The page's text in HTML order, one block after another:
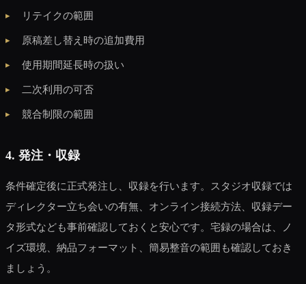
リテイクの範囲
原稿差し替え時の追加費用
使用期間延長時の扱い
二次利用の可否
競合制限の範囲
4. 発注・収録
条件確定後に正式発注し、収録を行います。スタジオ収録では
ディレクター立ち会いの有無、オンライン接続方法、収録デー
タ形式なども事前確認しておくと安心です。宅録の場合は、ノ
イズ環境、納品フォーマット、簡易整音の範囲も確認しておき
ましょう。